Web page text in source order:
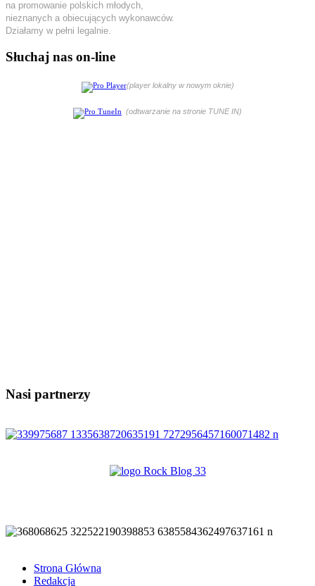
na promowanie polskich młodych,
nieznanych a obiecujących wykonawców.
Działamy w pełni legalnie.
Słuchaj nas on-line
(player lokalny w nowym oknie)
(odtwarzanie na stronie TUNE IN)
Nasi partnerzy
Strona Główna
Redakcja